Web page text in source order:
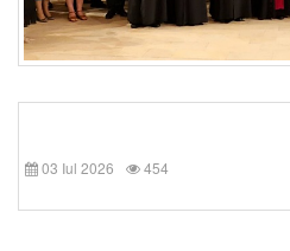
03 Iul 2026 454